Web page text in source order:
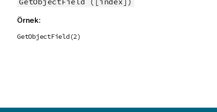
Örnek:
GetObjectField(2)